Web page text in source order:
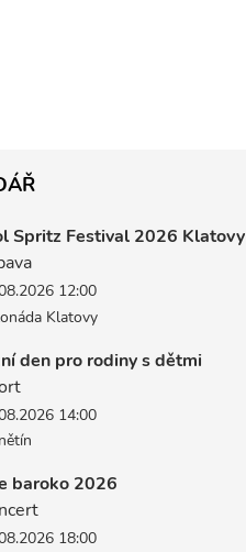
Spritz Festival 2026 Klatovy
12:00
Klatovy
den pro rodiny s dětmi
14:00
baroko 2026
18:00